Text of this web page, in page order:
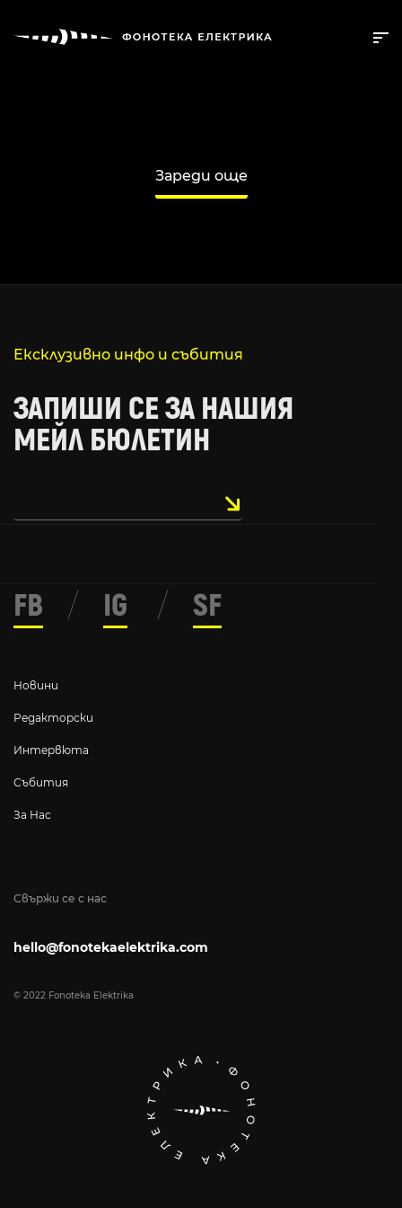
Зареди още
Ексклузивно инфо и събития
ЗАПИШИ СЕ ЗА НАШИЯ
МЕЙЛ БЮЛЕТИН
Свържи се с нас
hello@fonotekaelektrika.com
© 2022 Fonoteka Elektrika
Новини
Редакторски
Интервюта
Събития
За Нас
FB / IG / SF